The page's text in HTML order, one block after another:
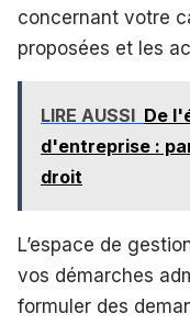
concernant votre
proposées et les
LIRE AUSSI De
d'entreprise :
droit
L’espace de
vos démarches
formuler des